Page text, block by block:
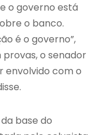
o governo está
o banco.
é o governo”,
o senador
envolvido com o
base do